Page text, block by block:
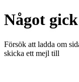
Något
Försök att ladda om
skicka ett mejl till